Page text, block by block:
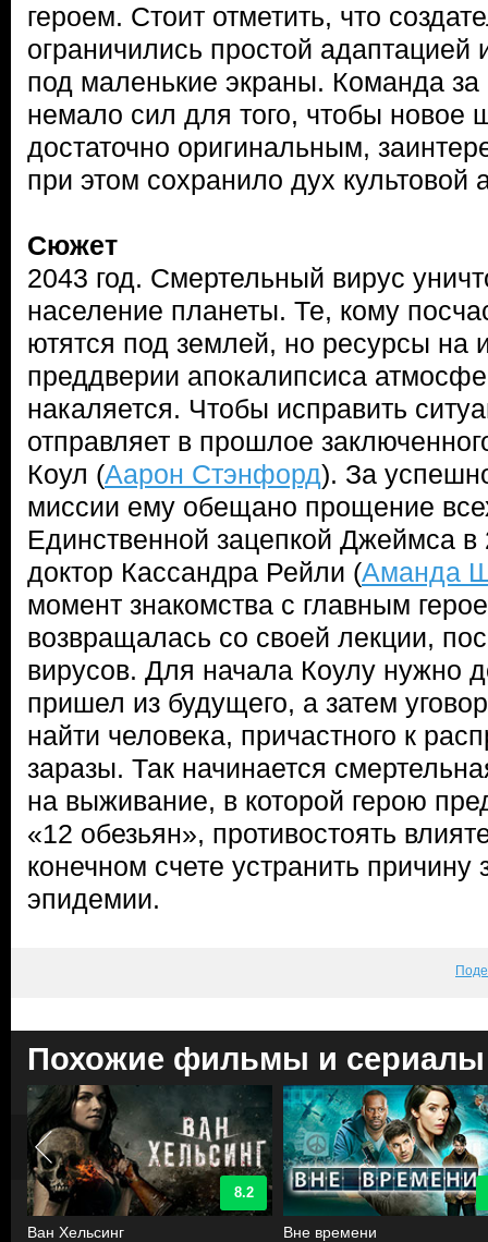
героем. Стоит отметить, что
ограничились простой адаптацией
под маленькие экраны. Команда
немало сил для того, чтобы новое
достаточно оригинальным,
при этом сохранило дух культовой
Сюжет
2043 год. Смертельный вирус
население планеты. Те, кому
ютятся под землей, но ресурсы на
преддверии апокалипсиса
накаляется. Чтобы исправить
отправляет в прошлое
Коул (Аарон Стэнфорд). За
миссии ему обещано прощение
Единственной зацепкой Джеймса в
доктор Кассандра Рейли (Аманда
момент знакомства с главным
возвращалась со своей лекции,
вирусов. Для начала Коулу нужно
пришел из будущего, а затем
найти человека, причастного к
заразы. Так начинается
на выживание, в которой герою
«12 обезьян», противостоять
конечном счете устранить
эпидемии.
Похожие фильмы и сериалы
8.2
Ван Хельсинг Вне времени